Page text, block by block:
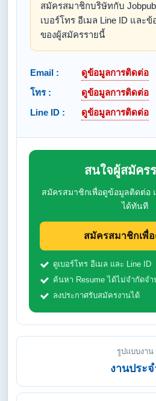
สมัครสมาชิกบริษัทกับ
เบอร์โทร อีเมล Line ID และ
ของผู้สมัครรายนี้
Email :
ดูข้อมูลการติดต่อ
โทร :
ดูข้อมูลการติดต่อ
Line ID :
ดูข้อมูลการติดต่อ
สนใจผู้สมัคร
สมัครสมาชิกเพื่อดูข้อมูลติดต่อ
ได้ทันที
สมัครสมาชิกเพื่
ดูเบอร์โทร อีเมล และ Line ID
ค้นหา Resume ได้ไม่จำกัดจ
ลงประกาศรับสมัครงานได้
รูปแบบงาน
งานประจ